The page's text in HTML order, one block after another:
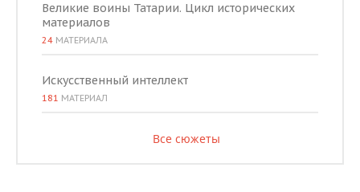
Великие воины Татарии. Цикл исторических
материалов
24 МАТЕРИАЛА
Искусственный интеллект
181 МАТЕРИАЛ
Все сюжеты